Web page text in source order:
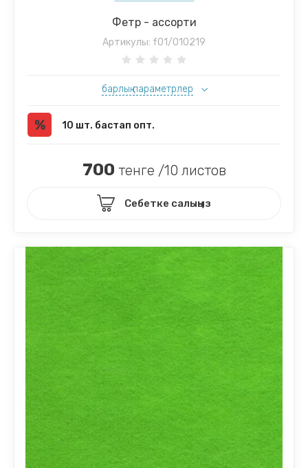
Фетр - ассорти
Артикулы: f01/010219
барлық параметрлер
10 шт. бастап опт.
700 тенге /10 листов
Себетке салыңыз